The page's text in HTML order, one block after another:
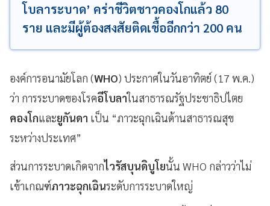
โบลาระบาด’ คร่าชีวิตชาวคองโกแล้ว 80
ราย และมีผู้ต้องสงสัยติดเชื้ออีกกว่า 200 คน
องค์การอนามัยโลก (WHO) ประกาศในวันอาทิตย์ (17 พ.ค.)
ว่า การระบาดของโรคอีโบลาในสาธารณรัฐประชาธิปไตย
คองโกและยูกันดา เป็น “ภาวะฉุกเฉินด้านสาธารณสุข
ระหว่างประเทศ”
ส่วนการระบาดเกิดจากไวรัสบุนดิบูโยนั้น WHO กล่าวว่าไม่
เข้าเกณฑ์ภาวะฉุกเฉินระดับการระบาดใหญ่